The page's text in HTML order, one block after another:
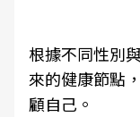
根據不同性別
來的健康節點
顧自己。